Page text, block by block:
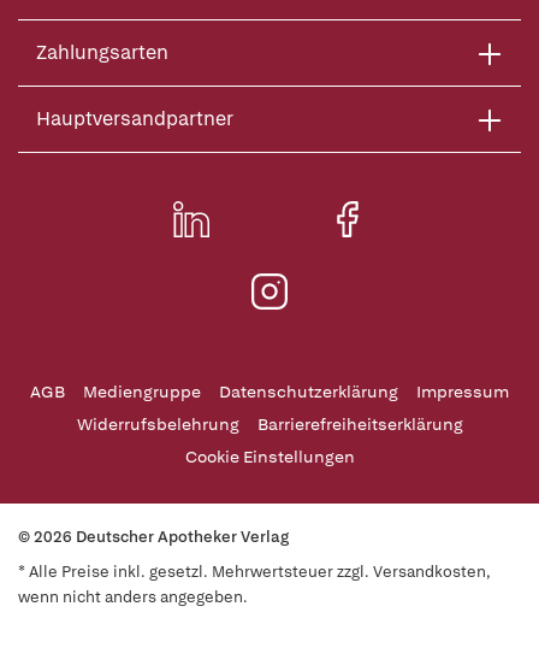
Zahlungsarten
Hauptversandpartner
AGB Mediengruppe Datenschutzerklärung
Impressum
Widerrufsbelehrung
Barrierefreiheitserklärung
Cookie Einstellungen
© 2026 Deutscher Apotheker Verlag
* Alle Preise inkl. gesetzl. Mehrwertsteuer zzgl. Versandkosten,
wenn nicht anders angegeben.